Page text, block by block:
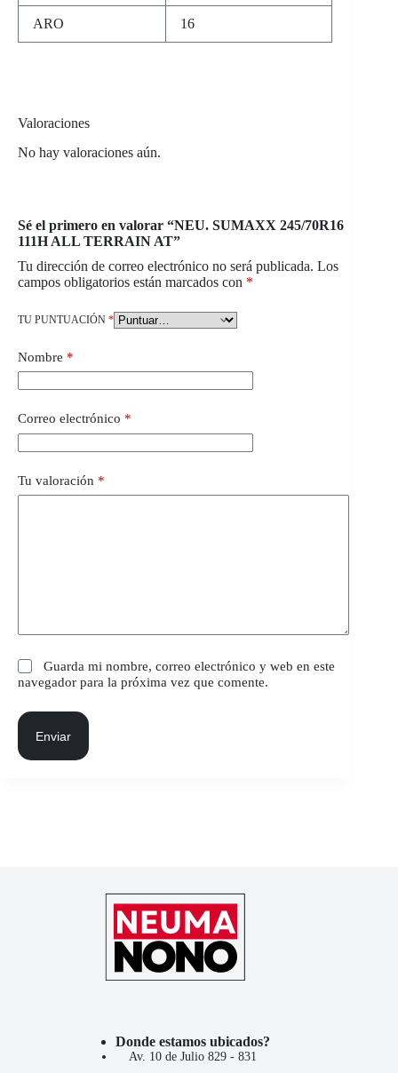
ARO 16
Valoraciones
No hay valoraciones aún.
Sé el primero en valorar “NEU. SUMAXX 245/70R16
111H ALL TERRAIN AT”
Tu dirección de correo electrónico no será publicada. Los
campos obligatorios están marcados con *
TU PUNTUACIÓN *
Nombre *
Correo electrónico *
Tu valoración *
Guarda mi nombre, correo electrónico y web en este
navegador para la próxima vez que comente.
Enviar
Donde estamos ubicados?
Av. 10 de Julio 829 - 831